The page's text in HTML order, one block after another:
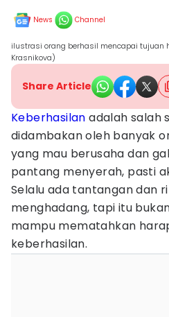
News Channel
ilustrasi orang berhasil mencapai tujuan
Krasnikova)
Share Article
Keberhasilan adalah salah
didambakan oleh banyak
yang mau berusaha dan
pantang menyerah, pasti
Selalu ada tantangan dan
menghadang, tapi itu
mampu mematahkan
keberhasilan.